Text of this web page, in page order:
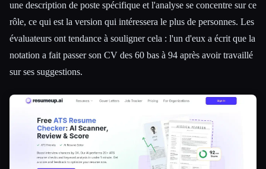
une description de poste spécifique et l'analyse se concentre sur ce
rôle, ce qui est la version qui intéressera le plus de personnes. Les
évaluateurs ont tendance à souligner cela : l'un d'eux a écrit que la
notation a fait passer son CV des 60 bas à 94 après avoir travaillé
sur ses suggestions.